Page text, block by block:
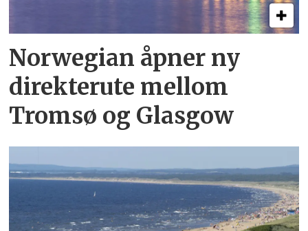
Norwegian åpner ny
direkterute mellom
Tromsø og Glasgow